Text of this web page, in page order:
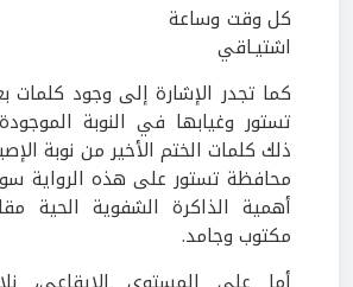
كل وقت وساعة
اشتيـاقي
كما تجدر الإشارة إلى وجود كلمات
تستور وغيابها في النوبة
ذلك كلمات الختم الأخير من نوبة
محافظة تستور على هذه الرواية
أهمية الذاكرة الشفوية الحية
مكتوب وجامد.